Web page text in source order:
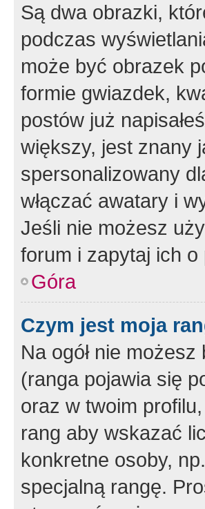
Są dwa obrazki,
podczas
może być obrazek
formie gwiazdek,
postów już
większy, jest znany
spersonalizowany
włączać awatary i
Jeśli nie możesz
forum i zapytaj ich o
Góra
Czym jest moja
Na ogół nie
(ranga pojawia się
oraz w twoim
rang aby wskazać
konkretne osoby,
specjalną rangę.